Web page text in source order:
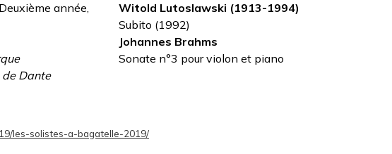
année,
Dante
Witold Lutoslawski (1913-1994)
Subito (1992)
Johannes Brahms
Sonate n°3 pour violon et piano
les-solistes-a-bagatelle-2019/